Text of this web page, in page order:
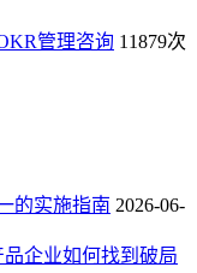
管理咨询 11879次
的实施指南 2026-06-
企业如何找到破局